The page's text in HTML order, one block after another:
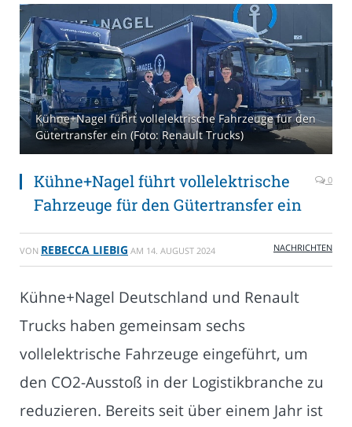
Kühne+Nagel führt vollelektrische Fahrzeuge für den
Gütertransfer ein (Foto: Renault Trucks)
Kühne+Nagel führt vollelektrische
Fahrzeuge für den Gütertransfer ein
0
VON REBECCA LIEBIG AM 14. AUGUST 2024 NACHRICHTEN
Kühne+Nagel Deutschland und Renault
Trucks haben gemeinsam sechs
vollelektrische Fahrzeuge eingeführt, um
den CO2-Ausstoß in der Logistikbranche zu
reduzieren. Bereits seit über einem Jahr ist